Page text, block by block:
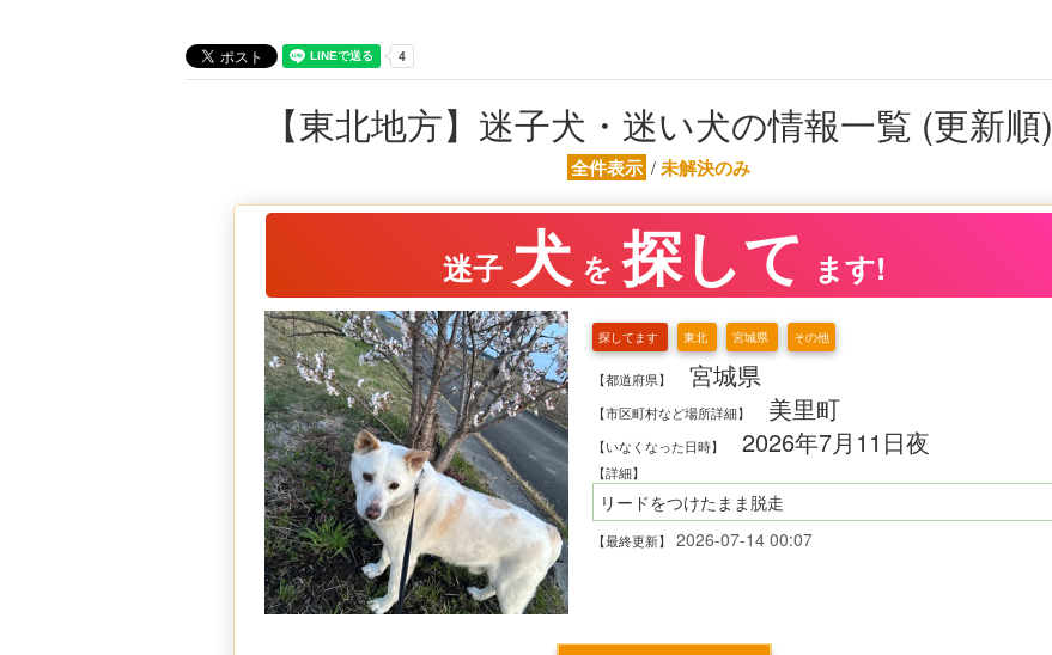
【東北地方】迷子犬・迷い犬の情報一覧 (更新順)
全件表示 / 未解決のみ
迷子 犬 を 探して ます!
探してます 東北 宮城県 その他
【都道府県】 宮城県
【市区町村など場所詳細】 美里町
【いなくなった日時】 2026年7月11日夜
【詳細】
リードをつけたまま脱走
【最終更新】 2026-07-14 00:07